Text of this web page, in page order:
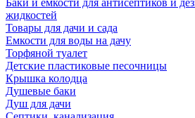
Баки и емкости для антисептиков и
жидкостей
Товары для дачи и сада
Емкости для воды на дачу
Торфяной туалет
Детские пластиковые песочницы
Крышка колодца
Душевые баки
Душ для дачи